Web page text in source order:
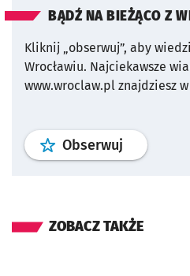
BĄDŹ NA BIEŻĄCO Z
Kliknij „obserwuj”, aby
Wrocławiu. Najciekawsze
www.wroclaw.pl znajdziesz w
Obserwuj profil
ZOBACZ TAKŻE